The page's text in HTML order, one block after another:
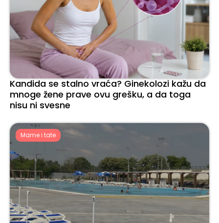
Kandida se stalno vraća? Ginekolozi kažu da
mnoge žene prave ovu grešku, a da toga
nisu ni svesne
Mame i tate